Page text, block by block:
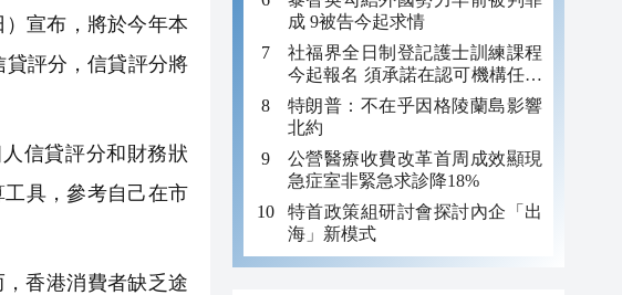
宣布，將於今年本
評分，信貸評分將
信貸評分和財務狀
具，參考自己在市
香港消費者缺乏途
成 9被告今起求情
社福界全日制登記護士訓練課程
今起報名 須承諾在認可機構任職
至少三年
特朗普：不在乎因格陵蘭島影響
北約
公營醫療收費改革首周成效顯現
急症室非緊急求診降18%
特首政策組研討會探討內企「出
海」新模式